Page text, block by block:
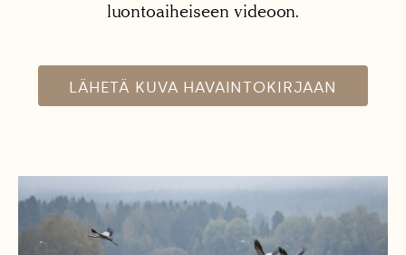
luontoaiheiseen videoon.
LÄHETÄ KUVA HAVAINTOKIRJAAN